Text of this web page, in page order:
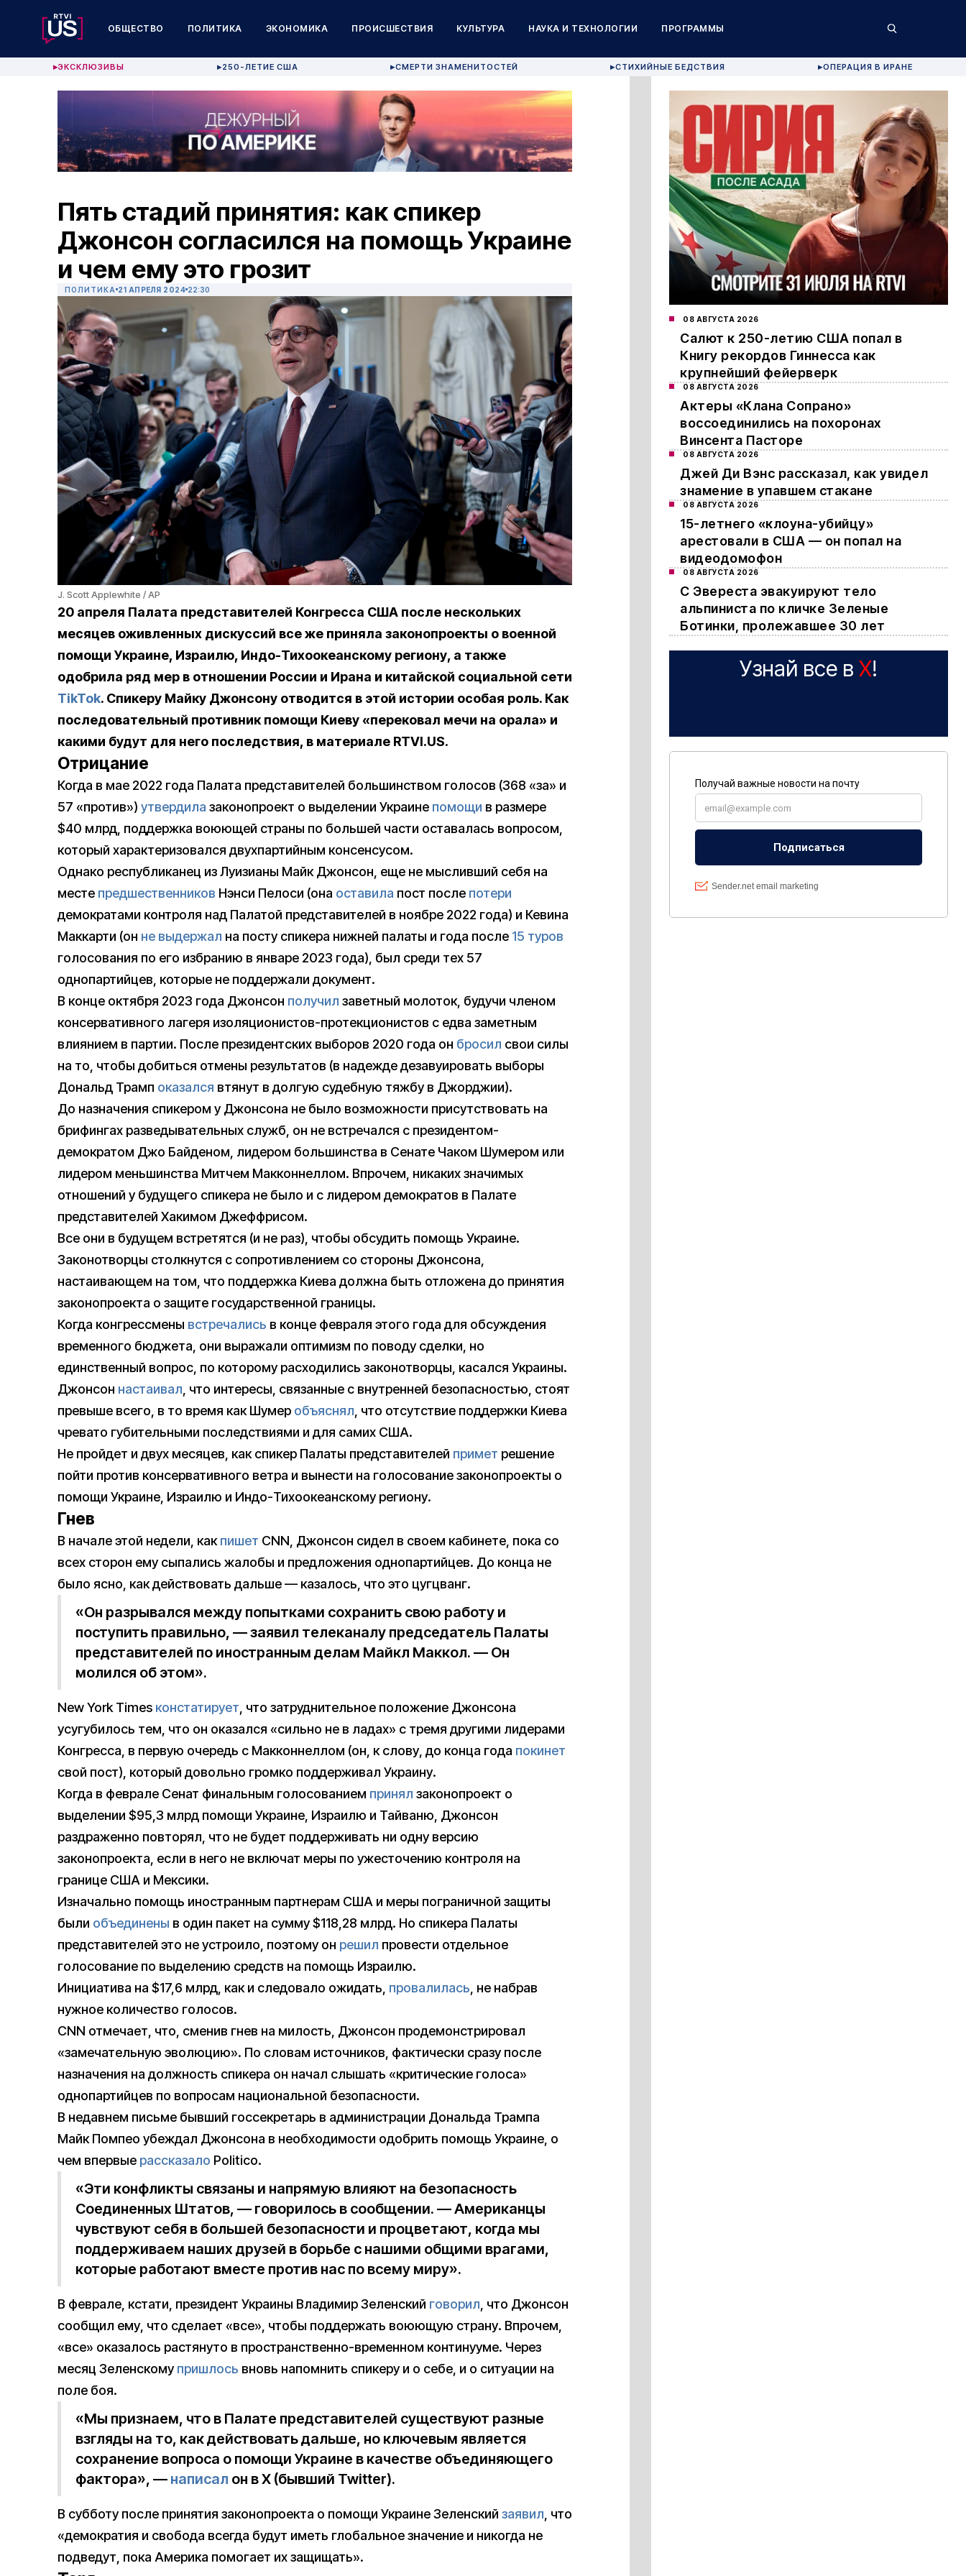
ОБЩЕСТВО ПОЛИТИКА ЭКОНОМИКА ПРОИСШЕСТВИЯ КУЛЬТУРА НАУКА И ТЕХНОЛОГИИ ПРОГРАММЫ
▶ЭКСКЛЮЗИВЫ ▶250-ЛЕТИЕ США ▶СМЕРТИ ЗНАМЕНИТОСТЕЙ ▶СТИХИЙНЫЕ БЕДСТВИЯ ▶ОПЕРАЦИЯ В ИРАНЕ
Пять стадий принятия: как спикер
Джонсон согласился на помощь Украине
и чем ему это грозит
ПОЛИТИКА 21 АПРЕЛЯ 2024 22:30
J. Scott Applewhite / AP
20 апреля Палата представителей Конгресса США после нескольких
месяцев оживленных дискуссий все же приняла законопроекты о военной
помощи Украине, Израилю, Индо-Тихоокеанскому региону, а также
одобрила ряд мер в отношении России и Ирана и китайской социальной сети
TikTok. Спикеру Майку Джонсону отводится в этой истории особая роль. Как
последовательный противник помощи Киеву «перековал мечи на орала» и
какими будут для него последствия, в материале RTVI.US.
Отрицание
Когда в мае 2022 года Палата представителей большинством голосов (368 «за» и
57 «против») утвердила законопроект о выделении Украине помощи в размере
$40 млрд, поддержка воюющей страны по большей части оставалась вопросом,
который характеризовался двухпартийным консенсусом.
Однако республиканец из Луизианы Майк Джонсон, еще не мысливший себя на
месте предшественников Нэнси Пелоси (она оставила пост после потери
демократами контроля над Палатой представителей в ноябре 2022 года) и Кевина
Маккарти (он не выдержал на посту спикера нижней палаты и года после 15 туров
голосования по его избранию в январе 2023 года), был среди тех 57
однопартийцев, которые не поддержали документ.
В конце октября 2023 года Джонсон получил заветный молоток, будучи членом
консервативного лагеря изоляционистов-протекционистов с едва заметным
влиянием в партии. После президентских выборов 2020 года он бросил свои силы
на то, чтобы добиться отмены результатов (в надежде дезавуировать выборы
Дональд Трамп оказался втянут в долгую судебную тяжбу в Джорджии).
До назначения спикером у Джонсона не было возможности присутствовать на
брифингах разведывательных служб, он не встречался с президентом-
демократом Джо Байденом, лидером большинства в Сенате Чаком Шумером или
лидером меньшинства Митчем Макконнеллом. Впрочем, никаких значимых
отношений у будущего спикера не было и с лидером демократов в Палате
представителей Хакимом Джеффрисом.
Все они в будущем встретятся (и не раз), чтобы обсудить помощь Украине.
Законотворцы столкнутся с сопротивлением со стороны Джонсона,
настаивающем на том, что поддержка Киева должна быть отложена до принятия
законопроекта о защите государственной границы.
Когда конгрессмены встречались в конце февраля этого года для обсуждения
временного бюджета, они выражали оптимизм по поводу сделки, но
единственный вопрос, по которому расходились законотворцы, касался Украины.
Джонсон настаивал, что интересы, связанные с внутренней безопасностью, стоят
превыше всего, в то время как Шумер объяснял, что отсутствие поддержки Киева
чревато губительными последствиями и для самих США.
Не пройдет и двух месяцев, как спикер Палаты представителей примет решение
пойти против консервативного ветра и вынести на голосование законопроекты о
помощи Украине, Израилю и Индо-Тихоокеанскому региону.
Гнев
В начале этой недели, какпишет CNN, Джонсон сидел в своем кабинете, пока со
всех сторон ему сыпались жалобы и предложения однопартийцев. До конца не
было ясно, как действовать дальше — казалось, что это цугцванг.
«Он разрывался между попытками сохранить свою работу и
поступить правильно, — заявил телеканалу председатель Палаты
представителей по иностранным делам Майкл Маккол. — Он
молился об этом».
New York Times констатирует, что затруднительное положение Джонсона
усугубилось тем, что он оказался «сильно не в ладах» с тремя другими лидерами
Конгресса, в первую очередь с Макконнеллом (он, к слову, до конца года покинет
свой пост), который довольно громко поддерживал Украину.
Когда в феврале Сенат финальным голосованием принял законопроект о
выделении $95,3 млрд помощи Украине, Израилю и Тайваню, Джонсон
раздраженно повторял, что не будет поддерживать ни одну версию
законопроекта, если в него не включат меры по ужесточению контроля на
границе США и Мексики.
Изначально помощь иностранным партнерам США и меры пограничной защиты
были объединены в один пакет на сумму $118,28 млрд. Но спикера Палаты
представителей это не устроило, поэтому он решил провести отдельное
голосование по выделению средств на помощь Израилю.
Инициатива на $17,6 млрд, как и следовало ожидать, провалилась, не набрав
нужное количество голосов.
CNN отмечает, что, сменив гнев на милость, Джонсон продемонстрировал
«замечательную эволюцию». По словам источников, фактически сразу после
назначения на должность спикера он начал слышать «критические голоса»
однопартийцев по вопросам национальной безопасности.
В недавнем письме бывший госсекретарь в администрации Дональда Трампа
Майк Помпео убеждал Джонсона в необходимости одобрить помощь Украине, о
чем впервые рассказало Politico.
«Эти конфликты связаны и напрямую влияют на безопасность
Соединенных Штатов, — говорилось в сообщении. — Американцы
чувствуют себя в большей безопасности и процветают, когда мы
поддерживаем наших друзей в борьбе с нашими общими врагами,
которые работают вместе против нас по всему миру».
В феврале, кстати, президент Украины Владимир Зеленский говорил, что Джонсон
сообщил ему, что сделает «все», чтобы поддержать воюющую страну. Впрочем,
«все» оказалось растянуто в пространственно-временном континууме. Через
месяц Зеленскомупришлось вновь напомнить спикеру и о себе, и о ситуации на
поле боя.
«Мы признаем, что в Палате представителей существуют разные
взгляды на то, как действовать дальше, но ключевым является
сохранение вопроса о помощи Украине в качестве объединяющего
фактора», — написал он в X (бывший Twitter).
В субботу после принятия законопроекта о помощи Украине Зеленский заявил, что
«демократия и свобода всегда будут иметь глобальное значение и никогда не
подведут, пока Америка помогает их защищать».
08 АВГУСТА 2026
Салют к 250-летию США попал в
Книгу рекордов Гиннесса как
крупнейший фейерверк
08 АВГУСТА 2026
Актеры «Клана Сопрано»
воссоединились на похоронах
Винсента Пасторе
08 АВГУСТА 2026
Джей Ди Вэнс рассказал, как увидел
знамение в упавшем стакане
08 АВГУСТА 2026
15-летнего «клоуна-убийцу»
арестовали в США — он попал на
видеодомофон
08 АВГУСТА 2026
С Эвереста эвакуируют тело
альпиниста по кличке Зеленые
Ботинки, пролежавшее 30 лет
Узнай все в X!